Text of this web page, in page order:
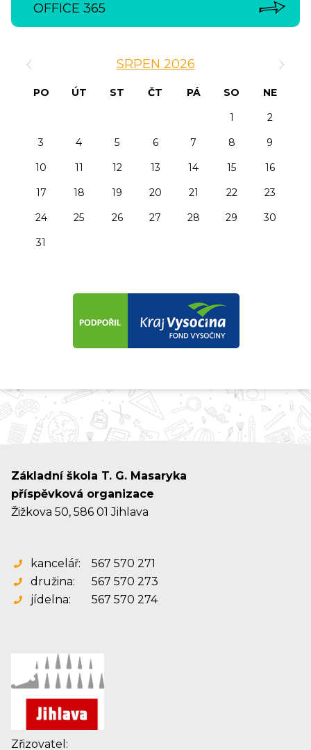
OFFICE 365
SRPEN 2026
PO ÚT ST ČT PÁ SO
NE
1
2
3
4 5 6 7 8
9
10
11 12 13 14 15
16
17
18 19 20 21 22
23
24
25 26 27 28 29
30
31
Základní škola T. G. Masaryka
příspěvková organizace
Žižkova 50, 586 01 Jihlava
kancelář:
567 570 271
družina:
567 570 273
jídelna:
567 570 274
Zřizovatel: